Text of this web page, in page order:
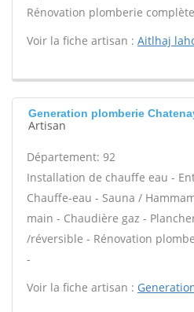
Rénovation plomberie
Voir la fiche artisan : Aitlhaj
Generation plomberie
Artisan
Département: 92
Installation de chauffe eau -
Chauffe-eau - Sauna /
main - Chaudière gaz -
/réversible - Rénovation
-
Voir la fiche artisan :